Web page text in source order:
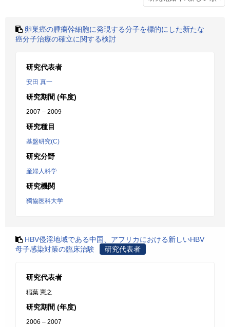
卵巣癌の腫瘍幹細胞に発現する分子を標的にした新たな
癌分子治療の確立に関する検討
研究代表者
安田 真一
研究期間 (年度)
2007 – 2009
研究種目
基盤研究(C)
研究分野
産婦人科学
研究機関
獨協医科大学
HBV侵淫地域である中国、アフリカにおける新しいHBV
母子感染対策の臨床治験
研究代表者
研究代表者
稲葉 憲之
研究期間 (年度)
2006 – 2007